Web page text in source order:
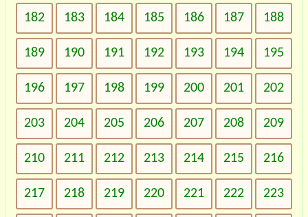
182 183 184 185 186 187 188
189 190 191 192 193 194 195
196 197 198 199 200 201 202
203 204 205 206 207 208 209
210 211 212 213 214 215 216
217 218 219 220 221 222 223